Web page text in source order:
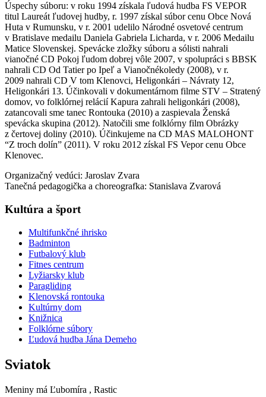
Úspechy súboru: v roku 1994 získala ľudová hudba FS VEPOR
titul Laureát ľudovej hudby, r. 1997 získal súbor cenu Obce Nová
Huta v Rumunsku, v r. 2001 udelilo Národné osvetové centrum
v Bratislave medailu Daniela Gabriela Licharda, v r. 2006 Medailu
Matice Slovenskej. Spevácke zložky súboru a sólisti nahrali
vianočné CD Pokoj ľudom dobrej vôle 2007, v spolupráci s BBSK
nahrali CD Od Tatier po Ipeľ a Vianočnékoledy (2008), v r.
2009 nahrali CD V tom Klenovci, Heligonkári – Návraty 12,
Heligonkári 13. Účinkovali v dokumentárnom filme STV – Stratený
domov, vo folklórnej relácií Kapura zahrali heligonkári (2008),
zatancovali sme tanec Rontouka (2010) a zaspievala Ženská
spevácka skupina (2012). Natočili sme folklórny film Obrázky
z čertovej doliny (2010). Účinkujeme na CD MAS MALOHONT
“Z troch dolín” (2011). V roku 2012 získal FS Vepor cenu Obce
Klenovec.
Organizačný vedúci: Jaroslav Zvara
Tanečná pedagogička a choreografka: Stanislava Zvarová
Kultúra a šport
Multifunkčné ihrisko
Badminton
Futbalový klub
Fitnes centrum
Lyžiarsky klub
Paragliding
Klenovská rontouka
Kultúrny dom
Knižnica
Folklórne súbory
Ľudová hudba Jána Demeho
Sviatok
Meniny má Ľubomíra , Rastic